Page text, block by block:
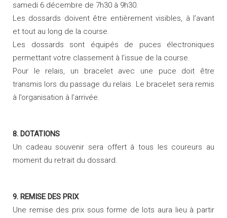
samedi 6 décembre de 7h30 à 9h30.
Les dossards doivent être entièrement visibles, à l’avant
et tout au long de la course.
Les dossards sont équipés de puces électroniques
permettant votre classement à l’issue de la course.
Pour le relais, un bracelet avec une puce doit être
transmis lors du passage du relais. Le bracelet sera remis
à l’organisation à l’arrivée.
8. DOTATIONS
Un cadeau souvenir sera offert à tous les coureurs au
moment du retrait du dossard.
9. REMISE DES PRIX
Une remise des prix sous forme de lots aura lieu à partir